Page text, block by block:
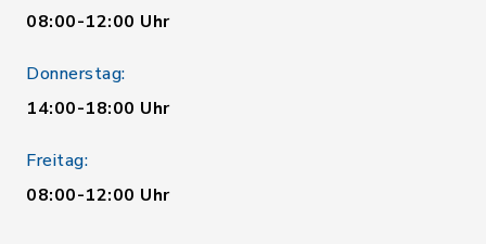
08:00-12:00 Uhr
Donnerstag:
14:00-18:00 Uhr
Freitag:
08:00-12:00 Uhr